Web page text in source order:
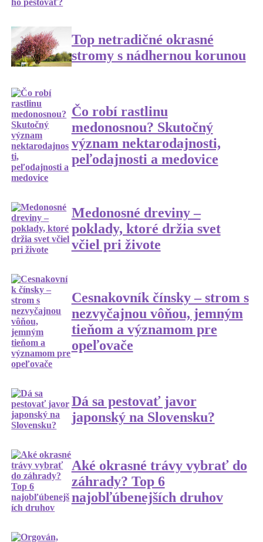
Top netradičné okrasné
stromy s nádhernou korunou
Čo robí rastlinu
medonosnou? Skutočný
význam nektarodajnosti,
peľodajnosti a medovice
Medonosné dreviny –
poklady, ktoré držia svet
včiel pri živote
Cesnakovník čínsky – strom s
nezvyčajnou vôňou, jemným
tieňom a významom pre
opeľovače
Dá sa pestovať javor
japonský na Slovensku?
Aké okrasné trávy vybrať do
záhrady? Top 6
najobľúbenejších druhov